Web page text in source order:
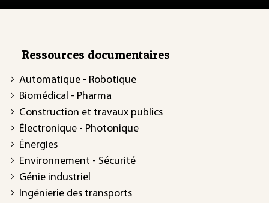
Ressources documentaires
Automatique - Robotique
Biomédical - Pharma
Construction et travaux publics
Électronique - Photonique
Énergies
Environnement - Sécurité
Génie industriel
Ingénierie des transports